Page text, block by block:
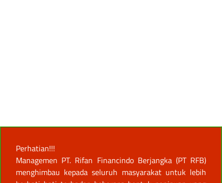
Perhatian!!!
Managemen PT. Rifan Financindo Berjangka (PT RFB)
menghimbau kepada seluruh masyarakat untuk lebih